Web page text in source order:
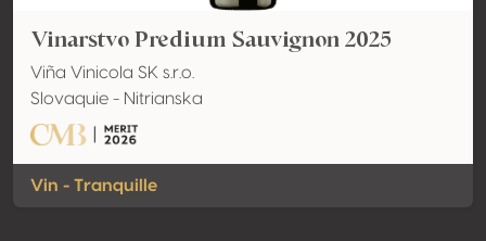
Vinarstvo Predium Sauvignon 2025
Viña Vinicola SK s.r.o.
Slovaquie - Nitrianska
Vin - Tranquille